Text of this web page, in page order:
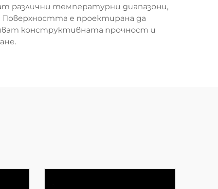
различни температурни диапазони,
Поверхността е проектирана да
конструктивната прочност и